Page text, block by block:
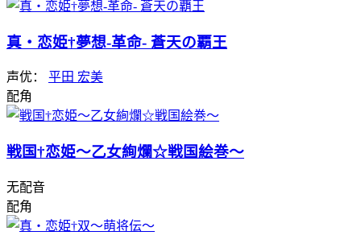
真・恋姫†夢想-革命- 蒼天の覇王
声优： 平田 宏美
配角
戦国†恋姫～乙女絢爛☆戦国絵巻～
无配音
配角